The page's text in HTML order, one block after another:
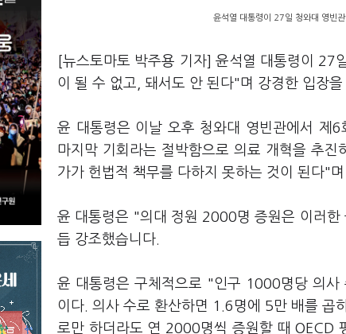
윤석열 대통령이 27일 청와대 영빈
[뉴스토마토 박주용 기자] 윤석열 대통령이 27
이 될 수 없고, 돼서도 안 된다"며 강경한 입장을
윤 대통령은 이날 오후 청와대 영빈관에서 제
마지막 기회라는 절박함으로 의료 개혁을 추
가가 헌법적 책무를 다하지 못하는 것이 된다"
윤 대통령은 "의대 정원 2000명 증원은 이러한
듭 강조했습니다.
윤 대통령은 구체적으로 "인구 1000명당 의
이다. 의사 수로 환산하면 1.6명에 5만 배를 곱
로만 하더라도 연 2000명씩 증원할 때 OECD